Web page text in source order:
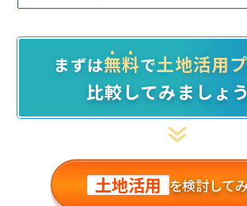
まずは無料で土地活用
比較してみましょ
土地活用 を検討して